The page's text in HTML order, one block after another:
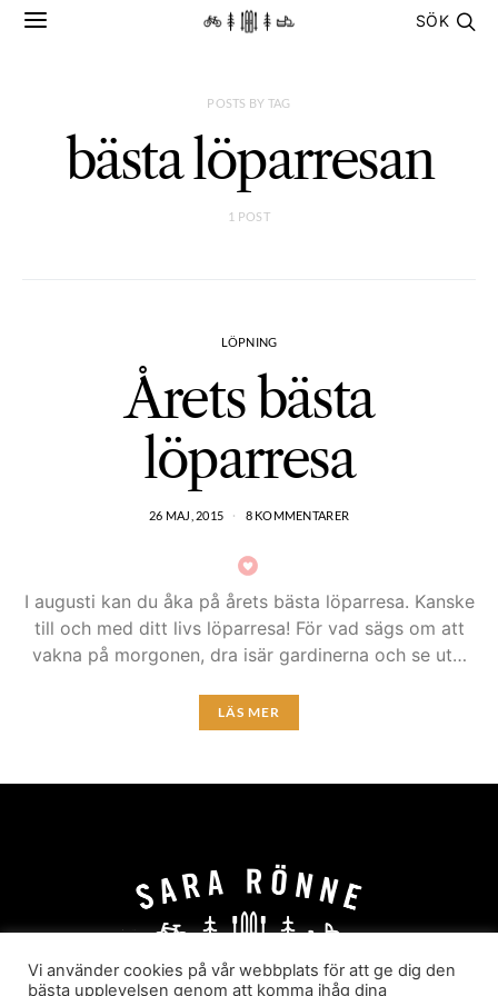
SÖK
POSTS BY TAG
bästa löparresan
1 POST
LÖPNING
Årets bästa
löparresa
26 MAJ, 2015 8 KOMMENTARER
I augusti kan du åka på årets bästa löparresa. Kanske
till och med ditt livs löparresa! För vad sägs om att
vakna på morgonen, dra isär gardinerna och se ut…
LÄS MER
Vi använder cookies på vår webbplats för att ge dig den
bästa upplevelsen genom att komma ihåg dina